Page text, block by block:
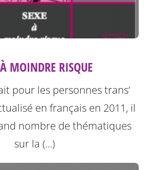
MOINDRE RISQUE
pour les personnes trans’
en français en 2011, il
nombre de thématiques
sur la (…)